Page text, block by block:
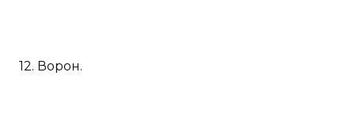
12. Ворон.